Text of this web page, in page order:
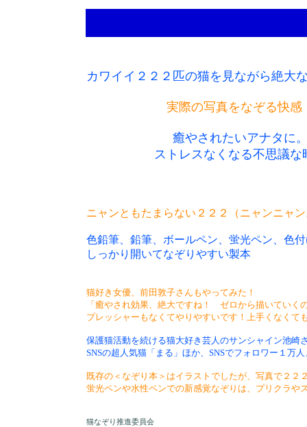
カワイイ２２２匹の猫を見ながら絶大
実際の写真をなぞる快感
癒やされたいアナタに
ストレスなくなる不思議な
ニャンともたまらない２２２（ニャンニャ
色鉛筆、鉛筆、ボールペン、蛍光ペン、色
しっかり開いてなぞりやすい製本
猫好き女優、前田敦子さんもやってみた！
「癒やされ効果、絶大ですね！ ゼロから描いていく
プレッシャーもなくてやりやすいです！上手くなくて
保護猫活動を続ける猫大好き芸人のサンシャイン池崎
SNSの超人気猫「まる」ほか、SNSでフォロワー１万
既存の＜なぞり本＞はイラストでしたが、写真で２２
蛍光ペンや水性ペンでの新感覚なぞりは、プリクラや
猫なぞり推進委員会